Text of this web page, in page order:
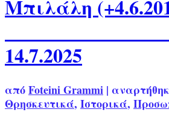
Μπιλάλη
14.7.2025
απόFoteini Grammi |
Θρησκευτικά, Ιστορικά,